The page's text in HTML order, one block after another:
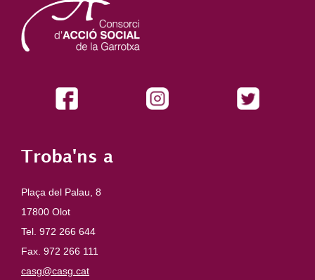
Troba'ns a
Plaça del Palau, 8
17800 Olot
Tel. 972 266 644
Fax. 972 266 111
casg@casg.cat